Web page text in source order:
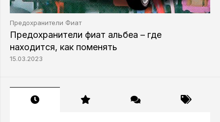
Предохранители Фиат
Предохранители фиат альбеа – где
находится, как поменять
15.03.2023